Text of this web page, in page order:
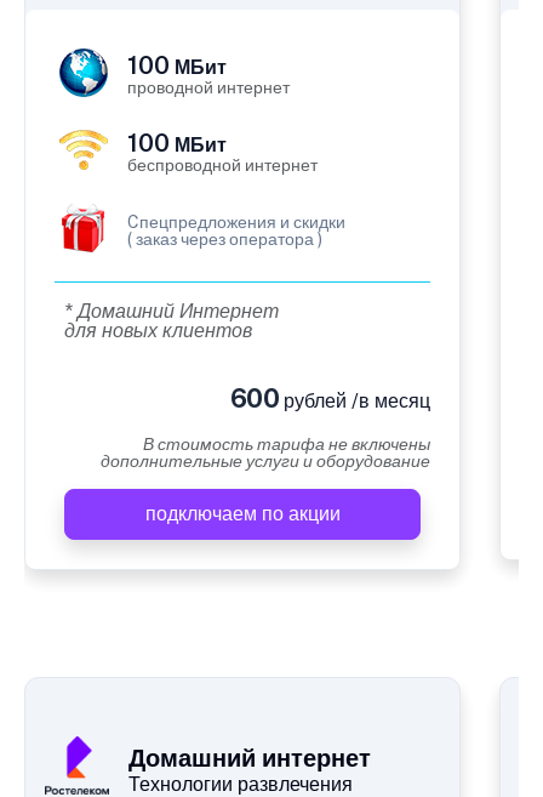
100 МБит
проводной интернет
100 МБит
беспроводной интернет
Cпецпредложения и скидки
( заказ через оператора )
* Домашний Интернет
для новых клиентов
600 рублей /в месяц
В стоимость тарифа не включены
дополнительные услуги и оборудование
подключаем по акции
Домашний интернет
Технологии развлечения